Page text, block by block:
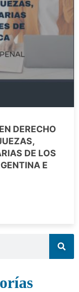
DERECHO
DE LOS
E